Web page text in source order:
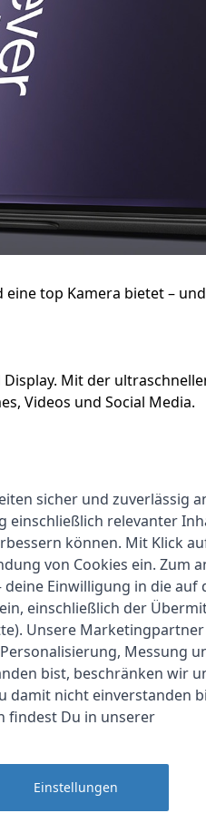
top Kamera bietet –
Mit der
Videos und Social Media.
sorgt für gestochen
du gerne mit Freunden
Problem! Das
deine Lieblingsinhalte.
in Windeseile wieder
Oberfläche,
an und profitiere von
sicher und zuverlässig
relevanter
können. Mit Klick
von Cookies ein. Zum
Einwilligung in die auf
einschließlich der
Unsere
Messung
bist, beschränken wir
damit nicht einverstanden
findest Du in unserer
Einstellungen